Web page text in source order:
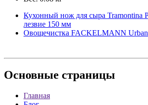
Кухонный нож для сыра Tramontina
лезвие 150 мм
Овощечистка FACKELMANN
Основные страницы
Главная